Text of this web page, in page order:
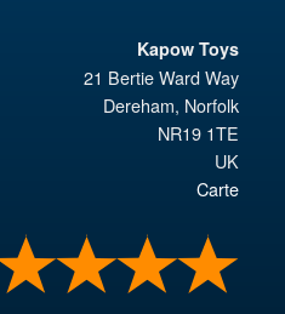
Kapow Toys
21 Bertie Ward Way
Dereham, Norfolk
NR19 1TE
UK
Carte